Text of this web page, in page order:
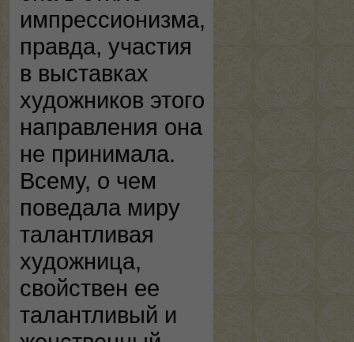
импрессионизма,
правда, участия
в выставках
художников этого
направления она
не принимала.
Всему, о чем
поведала миру
талантливая
художница,
свойствен ее
талантливый и